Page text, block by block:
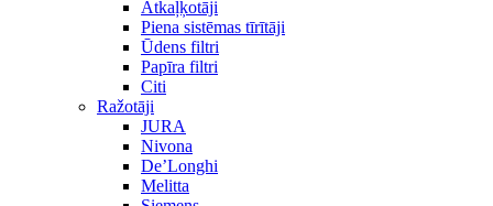
Atkaļķotāji
Piena sistēmas tīrītāji
Ūdens filtri
Papīra filtri
Citi
Ražotāji
JURA
Nivona
De’Longhi
Melitta